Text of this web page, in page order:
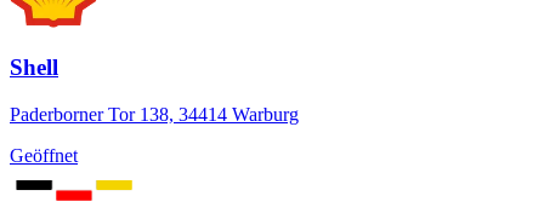
Shell
Paderborner Tor 138, 34414 Warburg
Geöffnet